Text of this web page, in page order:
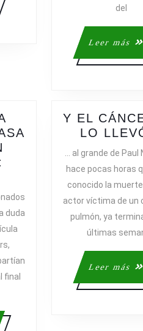
del
Leer más
TIERRA
duda
final
Y EL
LO
… al grande de Paul
hace pocas horas
conocido la
actor víctima de un
pulmón, ya
últimas
Leer más